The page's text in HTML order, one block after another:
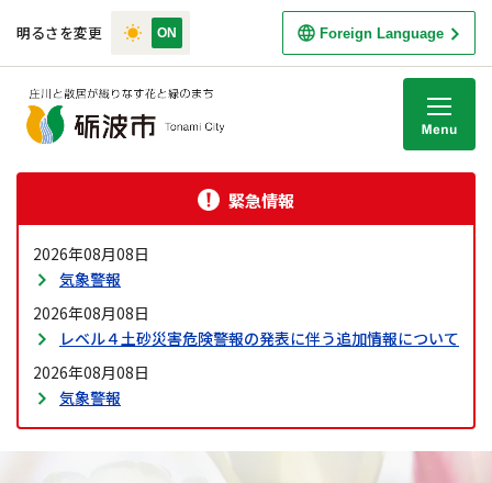
明るさを変更 Foreign Language
緊急情報
2026年08月08日
気象警報
2026年08月08日
レベル４土砂災害危険警報の発表に伴う追加情報について
2026年08月08日
気象警報